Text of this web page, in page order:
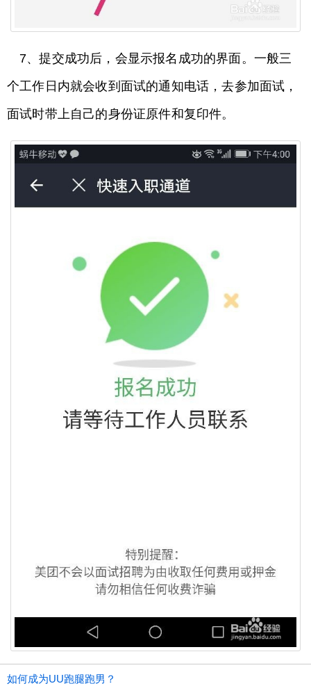
7、提交成功后，会显示报名成功的界面。一般三
个工作日内就会收到面试的通知电话，去参加面试，
面试时带上自己的身份证原件和复印件。
如何成为UU跑腿跑男？